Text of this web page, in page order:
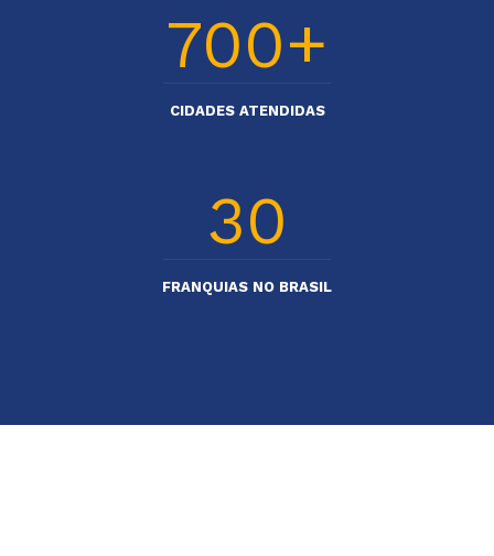
700+
CIDADES ATENDIDAS
30
FRANQUIAS NO BRASIL